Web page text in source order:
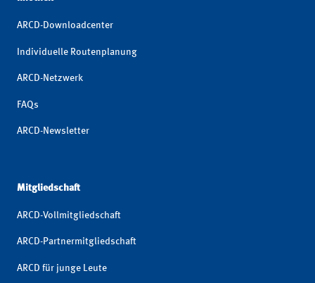
ARCD-Downloadcenter
Individuelle Routenplanung
ARCD-Netzwerk
FAQs
ARCD-Newsletter
Mitgliedschaft
ARCD-Vollmitgliedschaft
ARCD-Partnermitgliedschaft
ARCD für junge Leute